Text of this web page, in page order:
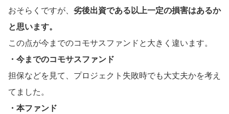
おそらくですが、 劣後出資である以上一定の損害はあるか
と思います。
この点が今までのコモサスファンドと大きく違います。
・今までのコモサスファンド
担保などを見て、プロジェクト失敗時でも大丈夫かを考え
てました。
・本ファンド